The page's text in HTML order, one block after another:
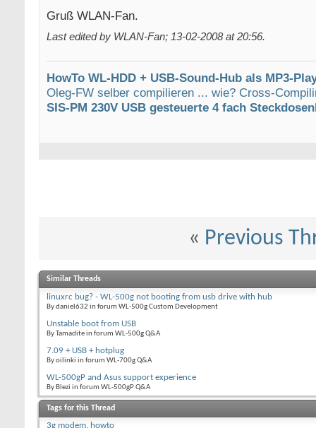
Gruß WLAN-Fan.
Last edited by WLAN-Fan; 13-02-2008 at20:56.
HowTo WL-HDD + USB-Sound-Hub als MP3-
Oleg-FW selber compilieren ... wie? Cross-
SIS-PM 230V USB gesteuerte 4 fach
« Previous
Similar Threads
linuxrc bug? - WL-500g not booting from usb drive with hub
By daniel632 in forum WL-500g Custom Development
Unstable boot from USB
By Tamadite in forum WL-500g Q&A
7.09 + USB + hotplug
By oilinki in forum WL-700g Q&A
WL-500gP and Asus support experience
By Blezi in forum WL-500gP Q&A
Tags for this Thread
3g modem, howto